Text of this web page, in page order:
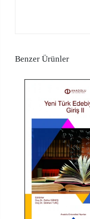
Benzer Ürünler